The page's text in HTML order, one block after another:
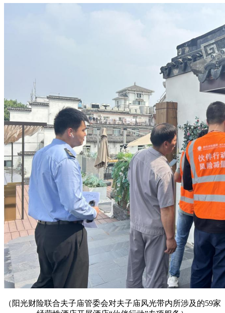
（阳光财险联合夫子庙管委会对夫子庙风光带内所涉及的59家